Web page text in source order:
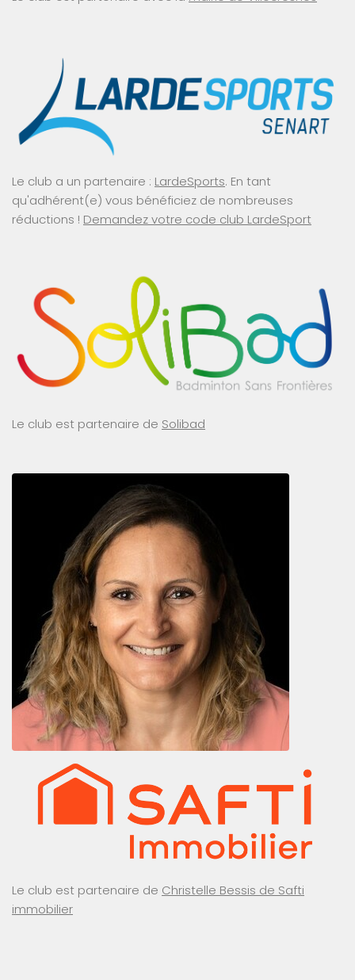
Le club a un partenaire : LardeSports. En tant
qu'adhérent(e) vous bénéficiez de nombreuses
réductions ! Demandez votre code club LardeSport
Le club est partenaire de Solibad
Le club est partenaire de Christelle Bessis de Safti
immobilier